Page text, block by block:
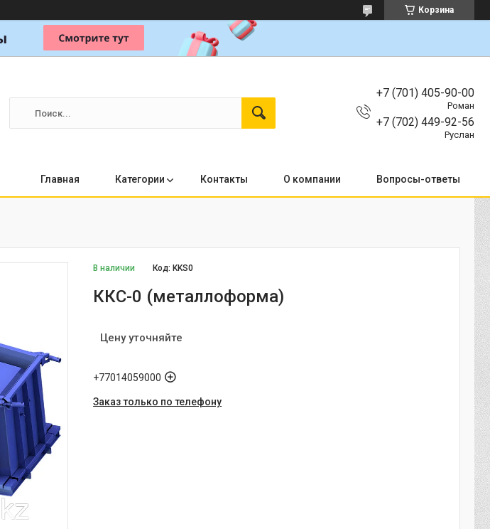
Корзина
+7 (701) 405-90-00
Роман
+7 (702) 449-92-56
Руслан
Главная Категории Контакты О компании Вопросы-ответы
В наличии Код: KKS0
ККС-0 (металлоформа)
Цену уточняйте
+77014059000
Заказ только по телефону